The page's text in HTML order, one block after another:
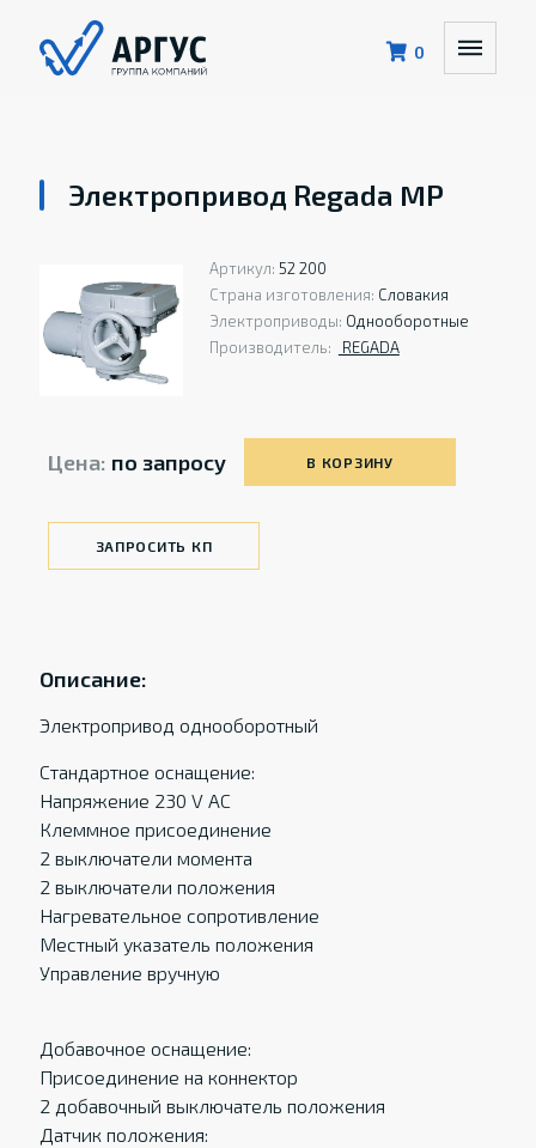
0
Электропривод Regada MP
Артикул: 52 200
Страна изготовления: Словакия
Электроприводы: Однооборотные
Производитель:
REGADA
Цена: по запросу В КОРЗИНУ
ЗАПРОСИТЬ КП
Описание:
Электропривод однооборотный
Стандартное оснащение:
Напряжение 230 V AC
Клеммное присоединение
2 выключатели момента
2 выключатели положения
Нагревательное сопротивление
Местный указатель положения
Управление вручную
Добавочное оснащение:
Присоединение на коннектор
2 добавочный выключатель положения
Датчик положения: